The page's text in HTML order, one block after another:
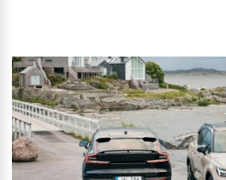
Geschäftskunden
Gebrauchtwagen
Volvo kauft Ihr Auto
Aktuelle Zubehörangebote
Karriere
Unsere News & Events